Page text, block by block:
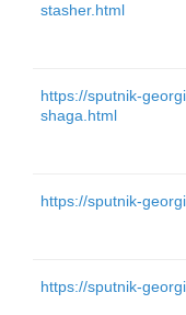
stasher.html
https://sputnik-
shaga.html
https://sputnik-
https://sputnik-